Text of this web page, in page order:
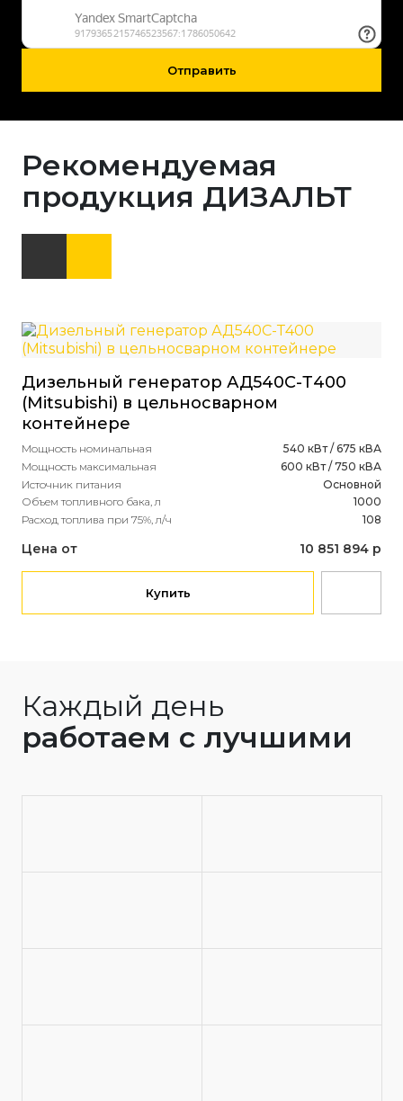
Отправить
Рекомендуемая
продукция ДИЗАЛЬТ
Дизельный генератор АД540С-Т400
(Mitsubishi) в цельносварном
контейнере
Мощность номинальная
540 кВт / 675 кВА
Мощность максимальная
600 кВт / 750 кВА
Источник питания
Основной
Объем топливного бака, л
1000
Расход топлива при 75%, л/ч
108
Цена от 10 851 894 р
Купить
Каждый день
работаем с лучшими